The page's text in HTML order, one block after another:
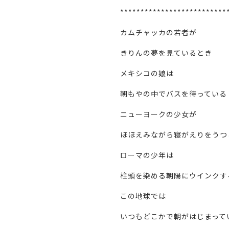
カムチャッカの若者が
きりんの夢を見ているとき
メキシコの娘は
朝もやの中でバスを待っている
ニューヨークの少女が
ほほえみながら寝がえりをうつ
ローマの少年は
柱頭を染める朝陽にウインクす
この地球では
いつもどこかで朝がはじまって